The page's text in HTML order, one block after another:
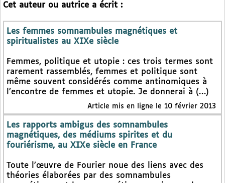
Cet auteur ou autrice a écrit :
Les femmes somnambules magnétiques et
spiritualistes au XIXe siècle
Femmes, politique et utopie : ces trois termes sont
rarement rassemblés, femmes et politique sont
même souvent considérés comme antinomiques à
l’encontre de femmes et utopie. Je donnerai à (…)
Article mis en ligne le 10 février 2013
Les rapports ambigus des somnambules
magnétiques, des médiums spirites et du
fouriérisme, au XIXe siècle en France
Toute l’œuvre de Fourier noue des liens avec des
théories élaborées par des somnambules